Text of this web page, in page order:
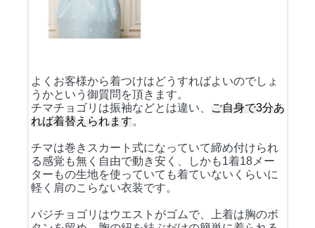
よくお客様から着つけはどうすればよいのでしょ
うかという御質問を頂きます。
チマチョゴリは振袖などとは違い、
ご自身で3分あ
れば着替えられます。
チマは巻きスカート式になっていて締め付けられ
る感覚も無く自由で動き安く、しかも1着18メー
ターもの生地を使っていても着ていないくらいに
軽く肩のこらない衣装です。
パジチョゴリはウエストがゴムで、上着は胸のボ